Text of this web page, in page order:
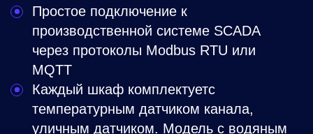
Волгограде
Надежность и качество
Многолетний опыт инженеров и
специалистов СТРОЙВЕНТ позволяет
предлагать продукцию высокого качества.